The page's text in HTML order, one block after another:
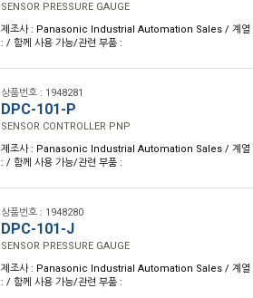
SENSOR PRESSURE GAUGE
제조사 : Panasonic Industrial Automation Sales / 계열
: / 함께 사용 가능/관련 부품 :
상품번호 : 1948281
DPC-101-P
SENSOR CONTROLLER PNP
제조사 : Panasonic Industrial Automation Sales / 계열
: / 함께 사용 가능/관련 부품 :
상품번호 : 1948280
DPC-101-J
SENSOR PRESSURE GAUGE
제조사 : Panasonic Industrial Automation Sales / 계열
: / 함께 사용 가능/관련 부품 :